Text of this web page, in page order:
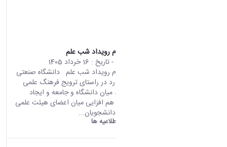
اطلاعیه ثبت نام رویداد شب علم
- تاریخ : 16 خرداد 1405
اطلاعیه ثبت نام رویداد شب علم دانشگاه صنعتی
اراک در نظر دارد در راستای ترویج فرهنگ علمی
گسترش ارتباط میان دانشگاه و جامعه و ایجاد
فضای تعامل و هم افزایی میان اعضای هیئت علمی
پژوهشگران و دانشجویان...
اطلاعیه ها